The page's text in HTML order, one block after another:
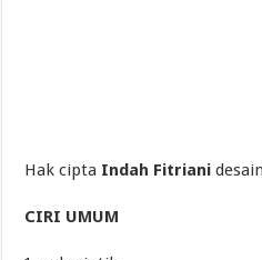
Hak cipta Indah Fitriani
CIRI UMUM